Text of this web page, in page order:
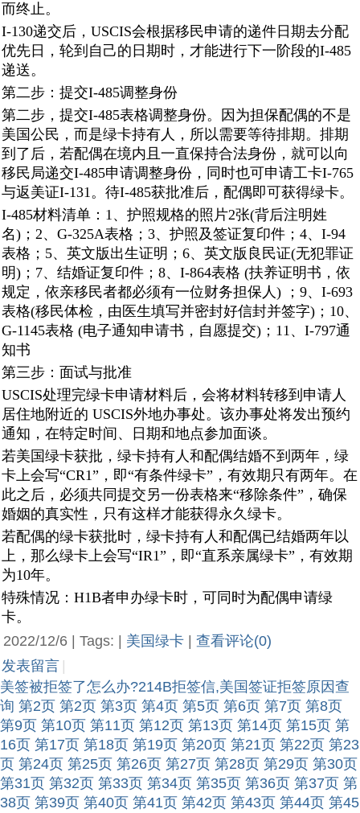
而终止。
I-130递交后，USCIS会根据移民申请的递件日期去分配
优先日，轮到自己的日期时，才能进行下一阶段的I-485
递送。
第二步：提交I-485调整身份
第二步，提交I-485表格调整身份。因为担保配偶的不是
美国公民，而是绿卡持有人，所以需要等待排期。排期
到了后，若配偶在境内且一直保持合法身份，就可以向
移民局递交I-485申请调整身份，同时也可申请工卡I-765
与返美证I-131。待I-485获批准后，配偶即可获得绿卡。
I-485材料清单：1、护照规格的照片2张(背后注明姓
名)；2、G-325A表格；3、护照及签证复印件；4、I-94
表格；5、英文版出生证明；6、英文版良民证(无犯罪证
明)；7、结婚证复印件；8、I-864表格 (扶养证明书，依
规定，依亲移民者都必须有一位财务担保人) ；9、I-693
表格(移民体检，由医生填写并密封好信封并签字)；10、
G-1145表格 (电子通知申请书，自愿提交)；11、I-797通
知书
第三步：面试与批准
USCIS处理完绿卡申请材料后，会将材料转移到申请人
居住地附近的 USCIS外地办事处。该办事处将发出预约
通知，在特定时间、日期和地点参加面谈。
若美国绿卡获批，绿卡持有人和配偶结婚不到两年，绿
卡上会写“CR1”，即“有条件绿卡”，有效期只有两年。在
此之后，必须共同提交另一份表格来“移除条件”，确保
婚姻的真实性，只有这样才能获得永久绿卡。
若配偶的绿卡获批时，绿卡持有人和配偶已结婚两年以
上，那么绿卡上会写“IR1”，即“直系亲属绿卡”，有效期
为10年。
特殊情况：H1B者申办绿卡时，可同时为配偶申请绿
卡。
2022/12/6 | Tags: | 美国绿卡
查看评论(0)
发表留言
美签被拒签了怎么办?214B拒签信,美国签证拒签原因查
询 第2页 第2页 第3页 第4页 第5页 第6页 第7页 第8页
第9页 第10页 第11页 第12页 第13页 第14页 第15页 第
16页 第17页 第18页 第19页 第20页 第21页 第22页 第23
页 第24页 第25页 第26页 第27页 第28页 第29页 第30页
第31页 第32页 第33页 第34页 第35页 第36页 第37页 第
38页 第39页 第40页 第41页 第42页 第43页 第44页 第45